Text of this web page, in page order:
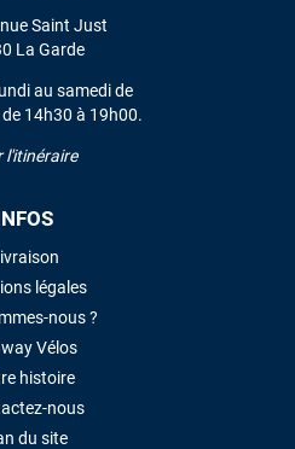
Saint Just
La Garde
au samedi de
14h30 à 19h00.
l'itinéraire
légales
nous ?
Vélos
histoire
nous
du site